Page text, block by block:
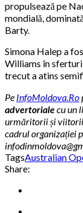
propulsează pe
mondială,
Barty.
Simona Halep a
Williams în
trecut a atins
Pe InfoMoldova.Ro
advertorialecu un
urmăritorii și viitorii
cadrul organizației
TagsAustralian
Share: